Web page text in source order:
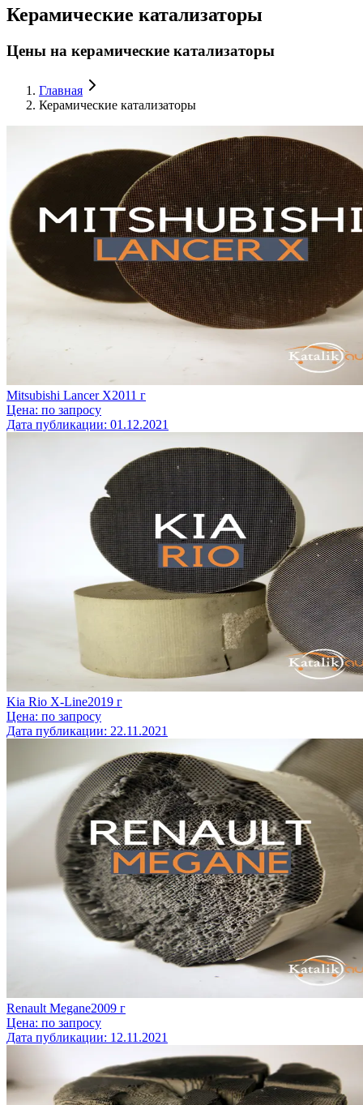
Керамические катализаторы
Цены на керамические катализаторы
Главная
Керамические катализаторы
Mitsubishi Lancer X2011 г
Цена: по запросу
Дата публикации: 01.12.2021
Kia Rio X-Line2019 г
Цена: по запросу
Дата публикации: 22.11.2021
Renault Megane2009 г
Цена: по запросу
Дата публикации: 12.11.2021